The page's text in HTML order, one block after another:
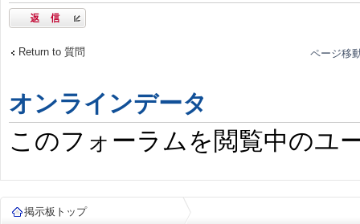
返信する
Return to 質問 ページ移
オンラインデータ
このフォーラムを閲覧中のユ
掲示板トップ